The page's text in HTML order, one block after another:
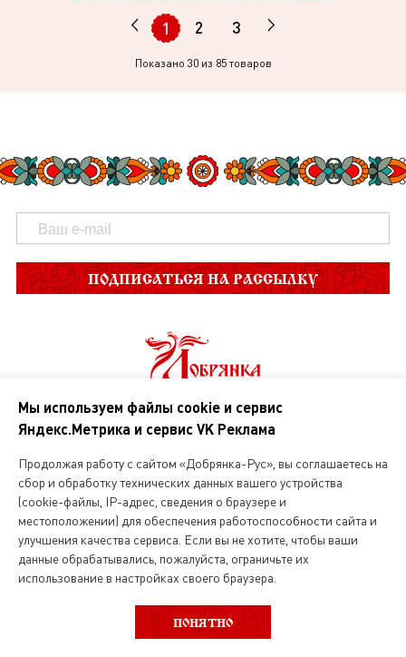
1 2 3
Показано 30из 85 товаров
ПОДПИСАТЬСЯ НА РАССЫЛКУ
О нас
Магазин русской кухни
Вакансии
Интернет магазин
О службе доставки
Мы используем файлы cookie и сервис
Яндекс.Метрика и сервис VK Реклама
Продолжая работу с сайтом «Добрянка-Рус», вы соглашаетесь на
сбор и обработку технических данных вашего устройства
(cookie-файлы, IP-адрес, сведения о браузере и
местоположении) для обеспечения работоспособности сайта и
улучшения качества сервиса. Если вы не хотите, чтобы ваши
данные обрабатывались, пожалуйста, ограничьте их
использование в настройках своего браузера.
ПОНЯТНО